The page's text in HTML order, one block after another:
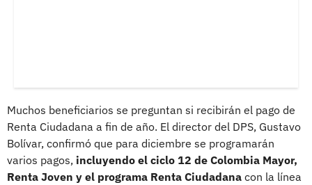
Muchos beneficiarios se preguntan si recibirán el pago de
Renta Ciudadana a fin de año. El director del DPS, Gustavo
Bolívar, confirmó que para diciembre se programarán
varios pagos, incluyendo el ciclo 12 de Colombia Mayor,
Renta Joven y el programa Renta Ciudadana con la línea